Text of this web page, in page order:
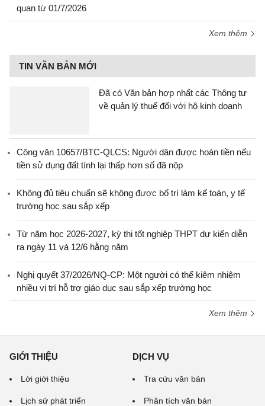
quan từ 01/7/2026
Xem thêm
TIN VĂN BẢN MỚI
Đã có Văn bản hợp nhất các Thông tư
về quản lý thuế đối với hộ kinh doanh
Công văn 10657/BTC-QLCS: Người dân được hoàn tiền nếu
tiền sử dụng đất tính lại thấp hơn số đã nộp
Không đủ tiêu chuẩn sẽ không được bố trí làm kế toán, y tế
trường học sau sắp xếp
Từ năm học 2026-2027, kỳ thi tốt nghiệp THPT dự kiến diễn
ra ngày 11 và 12/6 hằng năm
Nghị quyết 37/2026/NQ-CP: Một người có thể kiêm nhiệm
nhiều vị trí hỗ trợ giáo dục sau sắp xếp trường học
Xem thêm
GIỚI THIỆU
Lời giới thiệu
Lịch sử phát triển
DỊCH VỤ
Tra cứu văn bản
Phân tích văn bản